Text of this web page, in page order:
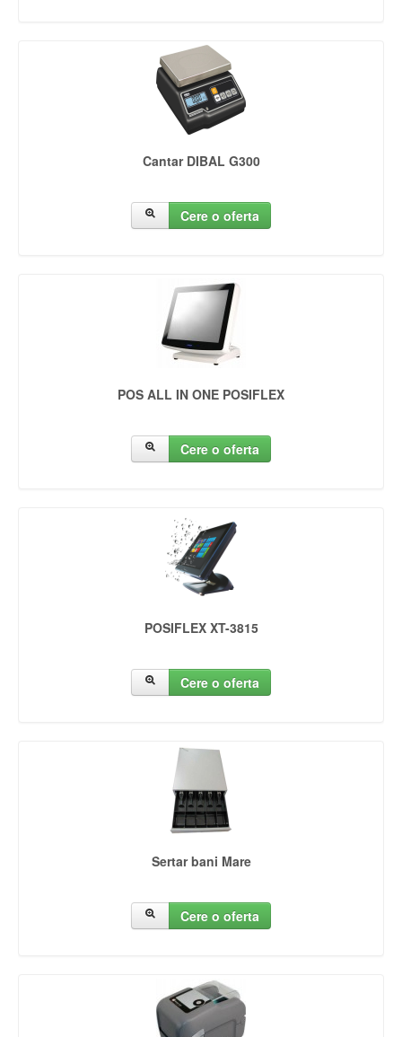
Cantar DIBAL G300
Cere o oferta
POS ALL IN ONE POSIFLEX
Cere o oferta
POSIFLEX XT-3815
Cere o oferta
Sertar bani Mare
Cere o oferta